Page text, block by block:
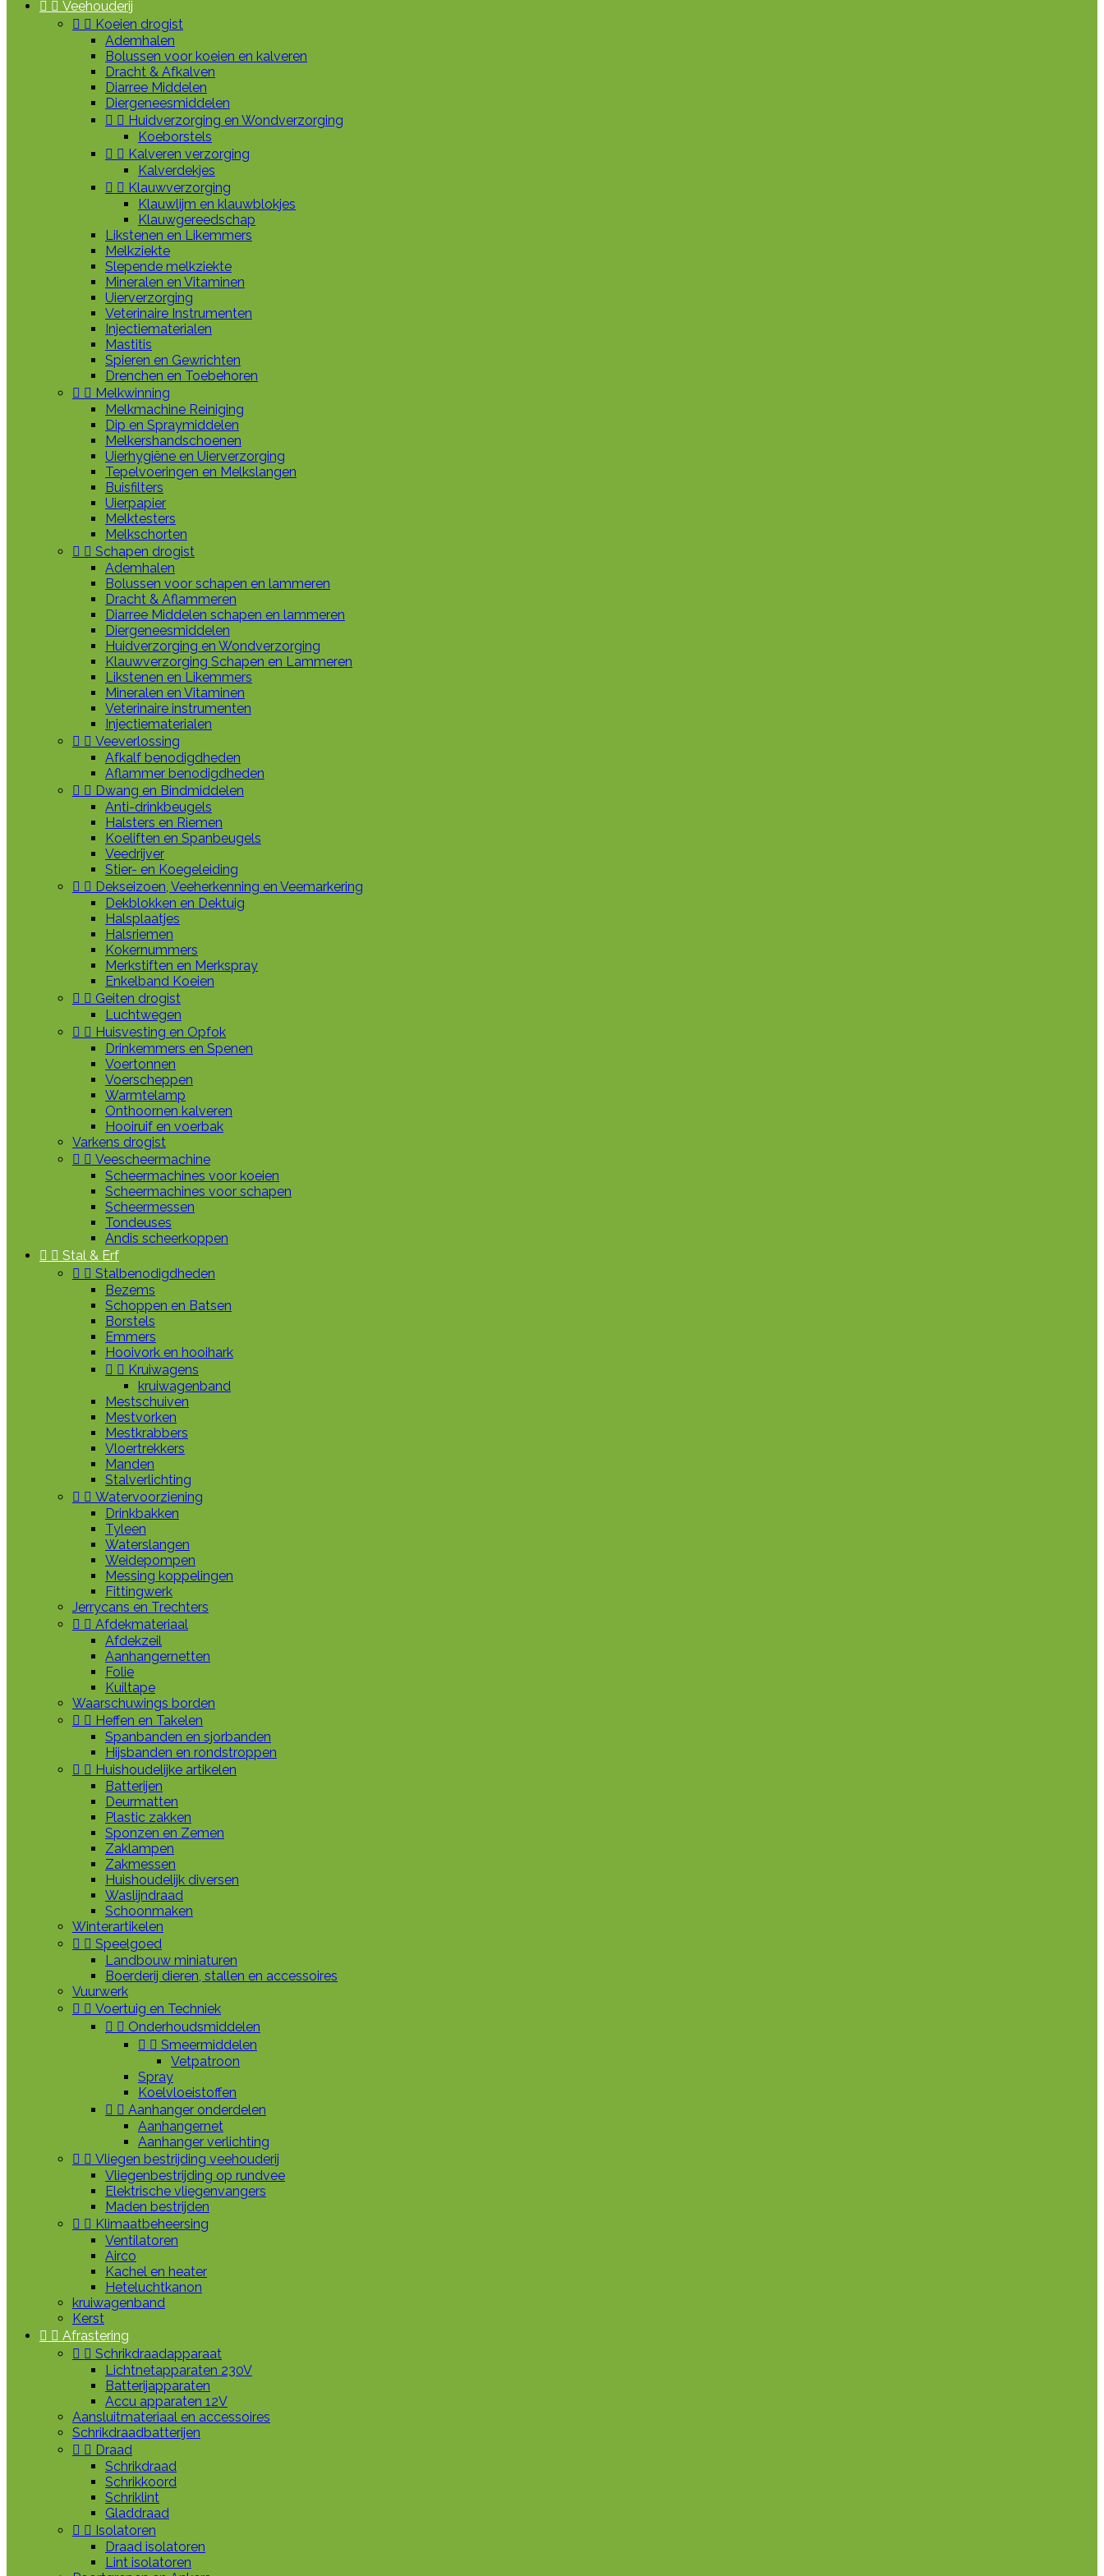
  Veehouderij
  Koeien drogist
Ademhalen
Bolussen voor koeien en kalveren
Dracht & Afkalven
Diarree Middelen
Diergeneesmiddelen
  Huidverzorging en Wondverzorging
Koeborstels
  Kalveren verzorging
Kalverdekjes
  Klauwverzorging
Klauwlijm en klauwblokjes
Klauwgereedschap
Likstenen en Likemmers
Melkziekte
Slepende melkziekte
Mineralen en Vitaminen
Uierverzorging
Veterinaire Instrumenten
Injectiematerialen
Mastitis
Spieren en Gewrichten
Drenchen en Toebehoren
  Melkwinning
Melkmachine Reiniging
Dip en Spraymiddelen
Melkershandschoenen
Uierhygiëne en Uierverzorging
Tepelvoeringen en Melkslangen
Buisfilters
Uierpapier
Melktesters
Melkschorten
  Schapen drogist
Ademhalen
Bolussen voor schapen en lammeren
Dracht & Aflammeren
Diarree Middelen schapen en lammeren
Diergeneesmiddelen
Huidverzorging en Wondverzorging
Klauwverzorging Schapen en Lammeren
Likstenen en Likemmers
Mineralen en Vitaminen
Veterinaire instrumenten
Injectiematerialen
  Veeverlossing
Afkalf benodigdheden
Aflammer benodigdheden
  Dwang en Bindmiddelen
Anti-drinkbeugels
Halsters en Riemen
Koeliften en Spanbeugels
Veedrijver
Stier- en Koegeleiding
  Dekseizoen, Veeherkenning en Veemarkering
Dekblokken en Dektuig
Halsplaatjes
Halsriemen
Kokernummers
Merkstiften en Merkspray
Enkelband Koeien
  Geiten drogist
Luchtwegen
  Huisvesting en Opfok
Drinkemmers en Spenen
Voertonnen
Voerscheppen
Warmtelamp
Onthoornen kalveren
Hooiruif en voerbak
Varkens drogist
  Veescheermachine
Scheermachines voor koeien
Scheermachines voor schapen
Scheermessen
Tondeuses
Andis scheerkoppen
  Stal & Erf
  Stalbenodigdheden
Bezems
Schoppen en Batsen
Borstels
Emmers
Hooivork en hooihark
  Kruiwagens
kruiwagenband
Mestschuiven
Mestvorken
Mestkrabbers
Vloertrekkers
Manden
Stalverlichting
  Watervoorziening
Drinkbakken
Tyleen
Waterslangen
Weidepompen
Messing koppelingen
Fittingwerk
Jerrycans en Trechters
  Afdekmateriaal
Afdekzeil
Aanhangernetten
Folie
Kuiltape
Waarschuwings borden
  Heffen en Takelen
Spanbanden en sjorbanden
Hijsbanden en rondstroppen
  Huishoudelijke artikelen
Batterijen
Deurmatten
Plastic zakken
Sponzen en Zemen
Zaklampen
Zakmessen
Huishoudelijk diversen
Waslijndraad
Schoonmaken
Winterartikelen
  Speelgoed
Landbouw miniaturen
Boerderij dieren, stallen en accessoires
Vuurwerk
  Voertuig en Techniek
  Onderhoudsmiddelen
  Smeermiddelen
Vetpatroon
Spray
Koelvloeistoffen
  Aanhanger onderdelen
Aanhangernet
Aanhanger verlichting
  Vliegen bestrijding veehouderij
Vliegenbestrijding op rundvee
Elektrische vliegenvangers
Maden bestrijden
  Klimaatbeheersing
Ventilatoren
Airco
Kachel en heater
Heteluchtkanon
kruiwagenband
Kerst
  Afrastering
  Schrikdraadapparaat
Lichtnetapparaten 230V
Batterijapparaten
Accu apparaten 12V
Aansluitmateriaal en accessoires
Schrikdraadbatterijen
  Draad
Schrikdraad
Schrikkoord
Schriklint
Gladdraad
  Isolatoren
Draad isolatoren
Lint isolatoren